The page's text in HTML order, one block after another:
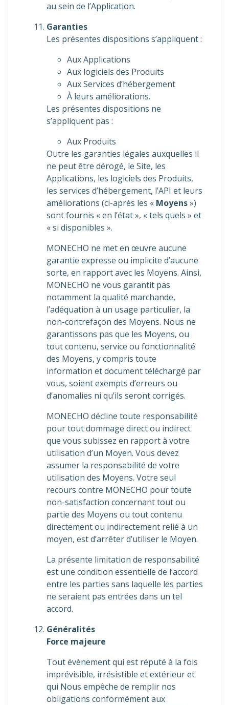
au sein de l’Application.
Garanties
Les présentes dispositions s’appliquent :
Aux Applications
Aux logiciels des Produits
Aux Services d’hébergement
À leurs améliorations.
Les présentes dispositions ne
s’appliquent pas :
Aux Produits
Outre les garanties légales auxquelles il
ne peut être dérogé, le Site, les
Applications, les logiciels des Produits,
les services d’hébergement, l’API et leurs
améliorations (ci-après les « Moyens»)
sont fournis « en l’état », « tels quels » et
« si disponibles ».
MONECHO ne met en œuvre aucune
garantie expresse ou implicite d’aucune
sorte, en rapport avec les Moyens. Ainsi,
MONECHO ne vous garantit pas
notamment la qualité marchande,
l’adéquation à un usage particulier, la
non-contrefaçon des Moyens. Nous ne
garantissons pas que les Moyens, ou
tout contenu, service ou fonctionnalité
des Moyens, y compris toute
information et document téléchargé par
vous, soient exempts d’erreurs ou
d’anomalies ni qu’ils seront corrigés.
MONECHO décline toute responsabilité
pour tout dommage direct ou indirect
que vous subissez en rapport à votre
utilisation d’un Moyen. Vous devez
assumer la responsabilité de votre
utilisation des Moyens. Votre seul
recours contre MONECHO pour toute
non-satisfaction concernant tout ou
partie des Moyens ou tout contenu
directement ou indirectement relié à un
moyen, est d’arrêter d’utiliser le Moyen.
La présente limitation de responsabilité
est une condition essentielle de l’accord
entre les parties sans laquelle les parties
ne seraient pas entrées dans un tel
accord.
Généralités
Force majeure
Tout évènement qui est réputé à la fois
imprévisible, irrésistible et extérieur et
qui Nous empêche de remplir nos
obligations conformément aux